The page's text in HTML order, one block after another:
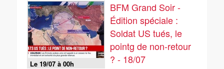
Le 19/07 à 00h
BFM Grand Soir -
Édition spéciale :
Soldat US tués, le
pointg de non-retour
? - 18/07